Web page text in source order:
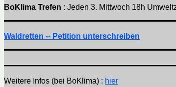
BoKlima Trefen : Jeden 3. Mittwoch 18h
Waldretten -- Petition unterschreiben
Weitere Infos (bei BoKlima) : hier